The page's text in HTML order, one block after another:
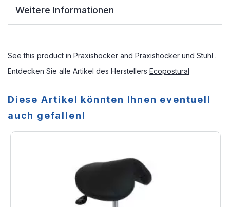
Weitere Informationen
See this product in Praxishocker and Praxishocker und Stuhl .
Entdecken Sie alle Artikel des Herstellers Ecopostural
Diese Artikel könnten Ihnen eventuell
auch gefallen!